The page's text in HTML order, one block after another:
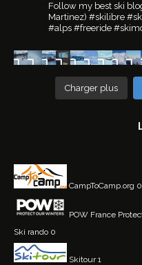
Follow my best ski
Martinez) #skilibre
#alps #freeride
Charger plus
CampToCamp.org 0
POW France
Ski rando 0
Skitour1